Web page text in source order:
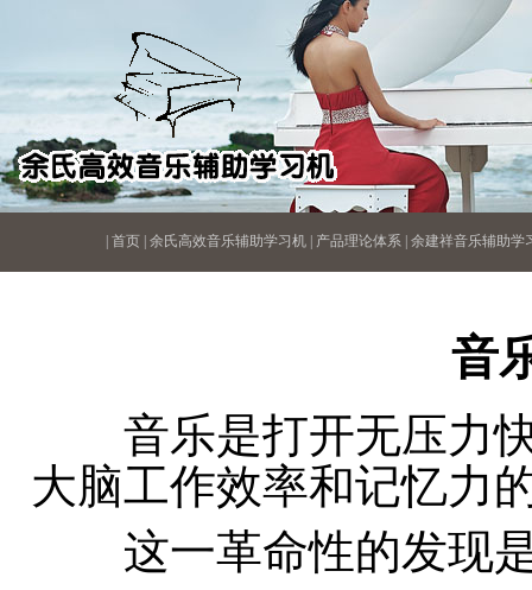
首页 余氏高效音乐辅助学习机 产品理论体系 余建祥音乐辅助学
音
音乐是打开无压力快
大脑工作效率和记忆力
这一革命性的发现是